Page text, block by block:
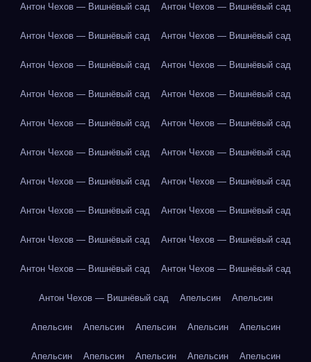
Антон Чехов — Вишнёвый сад Антон Чехов — Вишнёвый сад
Антон Чехов — Вишнёвый сад Антон Чехов — Вишнёвый сад
Антон Чехов — Вишнёвый сад Антон Чехов — Вишнёвый сад
Антон Чехов — Вишнёвый сад Антон Чехов — Вишнёвый сад
Антон Чехов — Вишнёвый сад Антон Чехов — Вишнёвый сад
Антон Чехов — Вишнёвый сад Антон Чехов — Вишнёвый сад
Антон Чехов — Вишнёвый сад Антон Чехов — Вишнёвый сад
Антон Чехов — Вишнёвый сад Антон Чехов — Вишнёвый сад
Антон Чехов — Вишнёвый сад Антон Чехов — Вишнёвый сад
Антон Чехов — Вишнёвый сад Антон Чехов — Вишнёвый сад
Антон Чехов — Вишнёвый сад Апельсин Апельсин
Апельсин Апельсин Апельсин Апельсин Апельсин
Апельсин Апельсин Апельсин Апельсин Апельсин